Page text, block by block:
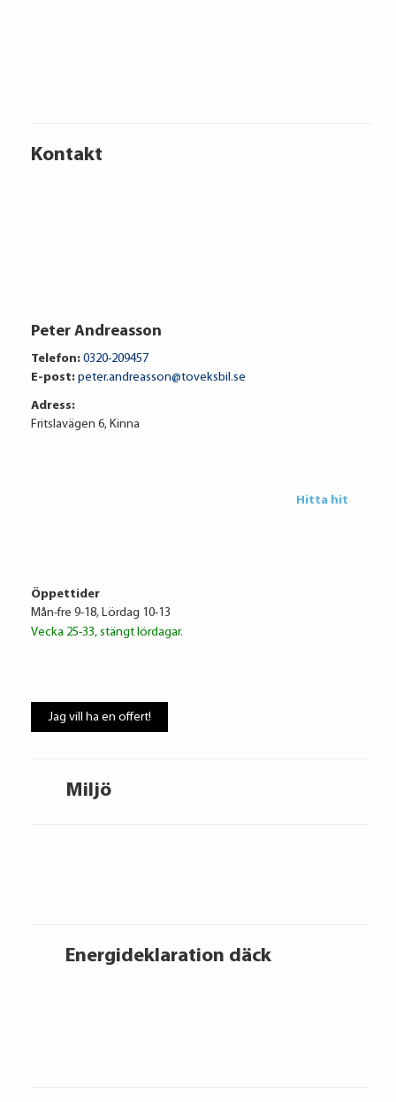
Miljö
Energideklaration däck
Volkswagen Financial Services
Att låna kostar pengar!
i tid riskerar du en
Kontakt
Peter Andreasson
Telefon: 0320-209457
E-post: peter.andreasson@toveksbil.se
Adress:
Fritslavägen 6, Kinna
Hitta hit
Öppettider
Mån-fre 9-18, Lördag 10-13
Vecka 25-33, stängt lördagar.
Jag vill ha en offert!